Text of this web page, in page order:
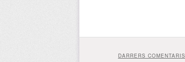
DARRERS COMENTARIS